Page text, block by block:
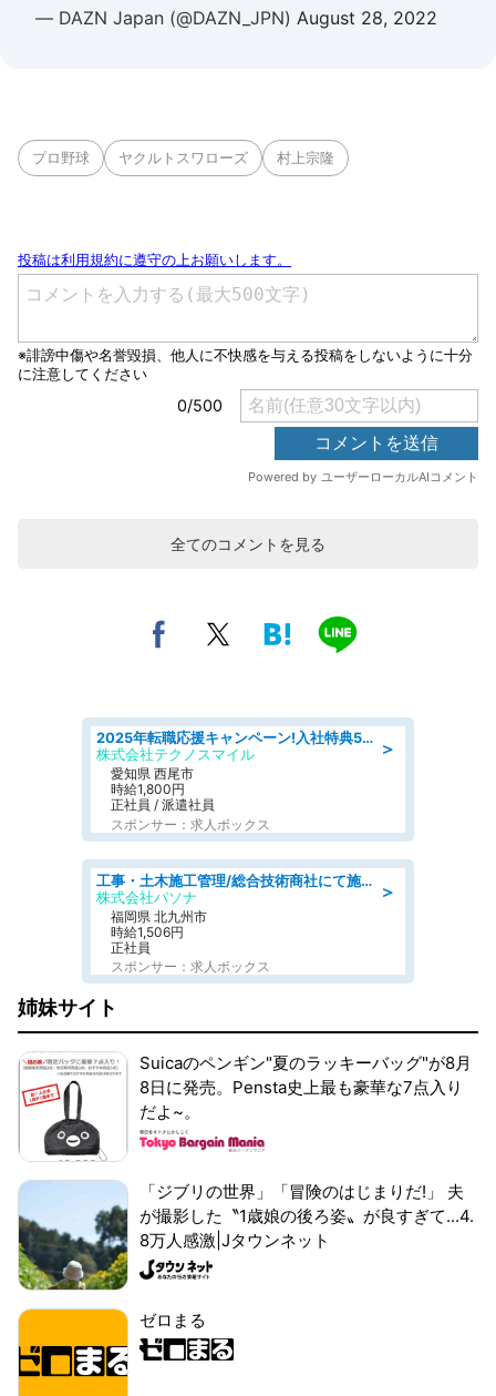
— DAZN Japan (@DAZN_JPN) August 28, 2022
プロ野球 ヤクルトスワローズ 村上宗隆
全てのコメントを見る
＞
2025年転職応援キャンペーン!入社特典58万円/デンソーで働こう!自動車工場で小型部品の検査業務 denso aichi
株式会社テクノスマイル
愛知県 西尾市
時給1,800円
正社員 / 派遣社員
スポンサー：求人ボックス
＞
工事・土木施工管理/総合技術商社にて施工管理のお仕事/即日勤務可/車通勤可/工事・土木施工管理/生産・品質管理
株式会社パソナ
福岡県 北九州市
時給1,506円
正社員
スポンサー：求人ボックス
姉妹サイト
Suicaのペンギン"夏のラッキーバッグ"が8月
8日に発売。Pensta史上最も豪華な7点入り
だよ~。
「ジブリの世界」「冒険のはじまりだ!」 夫
が撮影した〝1歳娘の後ろ姿〟が良すぎて...4.
8万人感激|Jタウンネット
ゼロまる